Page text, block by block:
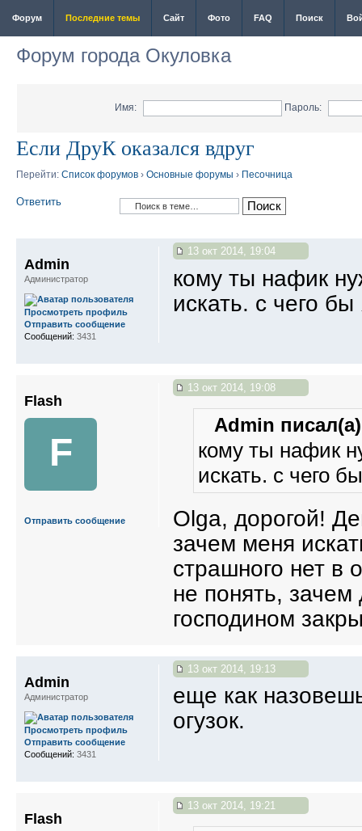
Форум Последние темы Сайт Фото FAQ Поиск
Форум города Окуловка
Имя: Пароль:
Если ДруК оказался вдруг
Перейти: Список форумов › Основные форумы › Песочница
Ответить
13 окт 2014, 19:04
кому ты нафик
искать. с чего
Admin
Администратор
Просмотреть профиль
Отправить сообщение
Сообщений: 3431
13 окт 2014, 19:08
Admin
кому ты нафик
искать. с чего
Olga, дорогой!
зачем меня
страшного нет в
не понять,
господином
Flash
F
Отправить сообщение
13 окт 2014, 19:13
еще как
огузок.
Admin
Администратор
Просмотреть профиль
Отправить сообщение
Сообщений: 3431
13 окт 2014, 19:21
Flash